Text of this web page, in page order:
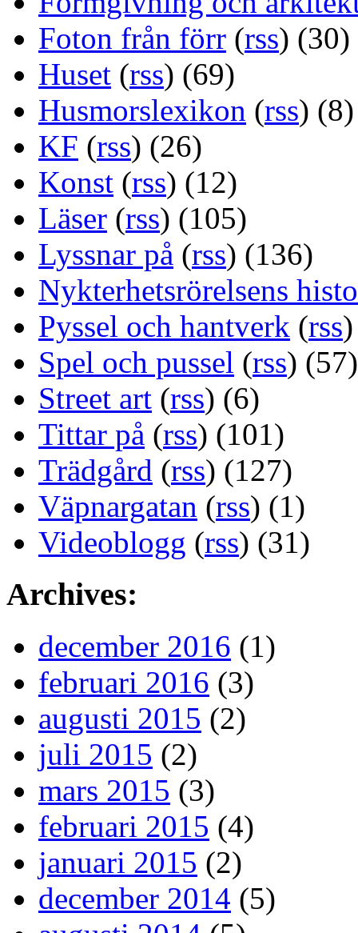
Foton från förr (rss) (30)
Huset (rss) (69)
Husmorslexikon (rss) (8)
KF (rss) (26)
Konst (rss) (12)
Läser (rss) (105)
Lyssnar på (rss) (136)
Nykterhetsrörelsens
Pyssel och hantverk (rss
Spel och pussel (rss) (57)
Street art (rss) (6)
Tittar på (rss) (101)
Trädgård (rss) (127)
Väpnargatan (rss) (1)
Videoblogg (rss) (31)
Archives:
december 2016 (1)
februari 2016 (3)
augusti 2015 (2)
juli 2015 (2)
mars 2015 (3)
februari 2015 (4)
januari 2015 (2)
december 2014 (5)